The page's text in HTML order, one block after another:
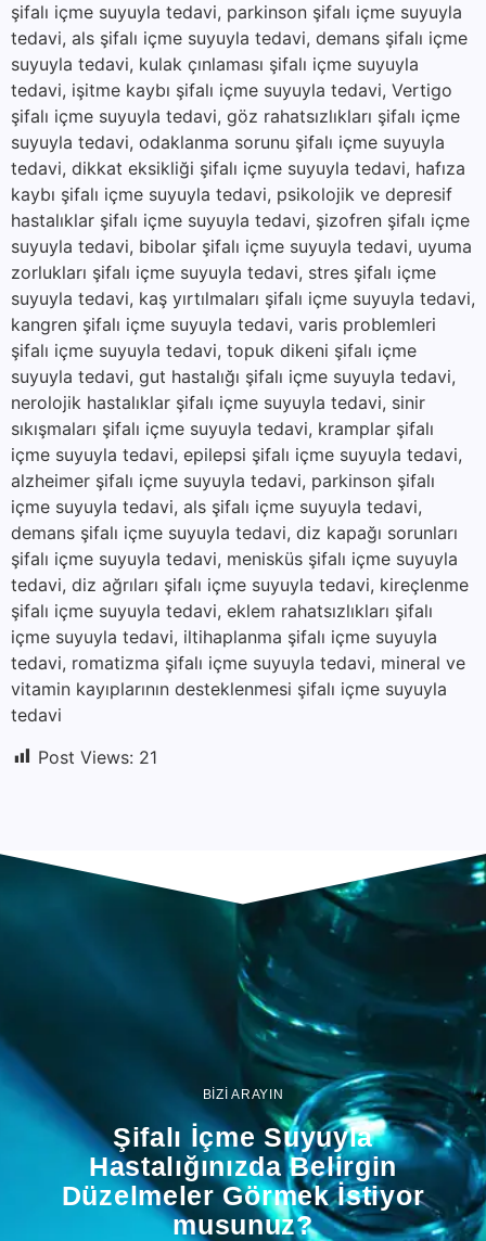
şifalı içme suyuyla tedavi, parkinson şifalı içme suyuyla
tedavi, als şifalı içme suyuyla tedavi, demans şifalı içme
suyuyla tedavi, kulak çınlaması şifalı içme suyuyla
tedavi, işitme kaybı şifalı içme suyuyla tedavi, Vertigo
şifalı içme suyuyla tedavi, göz rahatsızlıkları şifalı içme
suyuyla tedavi, odaklanma sorunu şifalı içme suyuyla
tedavi, dikkat eksikliği şifalı içme suyuyla tedavi, hafıza
kaybı şifalı içme suyuyla tedavi, psikolojik ve depresif
hastalıklar şifalı içme suyuyla tedavi, şizofren şifalı içme
suyuyla tedavi, bibolar şifalı içme suyuyla tedavi, uyuma
zorlukları şifalı içme suyuyla tedavi, stres şifalı içme
suyuyla tedavi, kaş yırtılmaları şifalı içme suyuyla tedavi,
kangren şifalı içme suyuyla tedavi, varis problemleri
şifalı içme suyuyla tedavi, topuk dikeni şifalı içme
suyuyla tedavi, gut hastalığı şifalı içme suyuyla tedavi,
nerolojik hastalıklar şifalı içme suyuyla tedavi, sinir
sıkışmaları şifalı içme suyuyla tedavi, kramplar şifalı
içme suyuyla tedavi, epilepsi şifalı içme suyuyla tedavi,
alzheimer şifalı içme suyuyla tedavi, parkinson şifalı
içme suyuyla tedavi, als şifalı içme suyuyla tedavi,
demans şifalı içme suyuyla tedavi, diz kapağı sorunları
şifalı içme suyuyla tedavi, menisküs şifalı içme suyuyla
tedavi, diz ağrıları şifalı içme suyuyla tedavi, kireçlenme
şifalı içme suyuyla tedavi, eklem rahatsızlıkları şifalı
içme suyuyla tedavi, iltihaplanma şifalı içme suyuyla
tedavi, romatizma şifalı içme suyuyla tedavi, mineral ve
vitamin kayıplarının desteklenmesi şifalı içme suyuyla
tedavi
Post Views: 21
BİZİ ARAYIN
Şifalı İçme Suyuyla
Hastalığınızda Belirgin
Düzelmeler Görmek İstiyor
musunuz?